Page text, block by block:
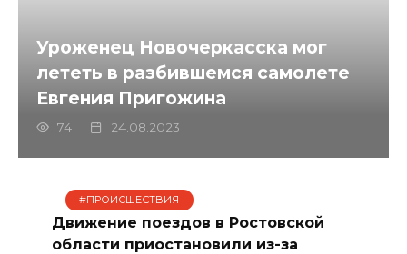
Уроженец Новочеркасска мог
лететь в разбившемся самолете
Евгения Пригожина
74 24.08.2023
#ПРОИСШЕСТВИЯ
Движение поездов в Ростовской
области приостановили из-за